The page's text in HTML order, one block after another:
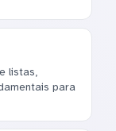
listas,
para